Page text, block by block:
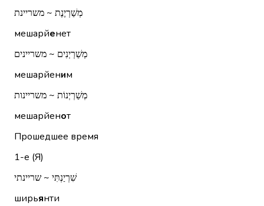
מְשַׁרְיֶנֶת ~ משריינת
мешарйенет
מְשַׁרְיְנִים ~ משריינים
мешарйеним
מְשַׁרְיְנוֹת ~ משריינות
мешарйенот
Прошедшее время
1-е (Я)
שִׁרְיַנְתִּי ~ שריינתי
ширьянти